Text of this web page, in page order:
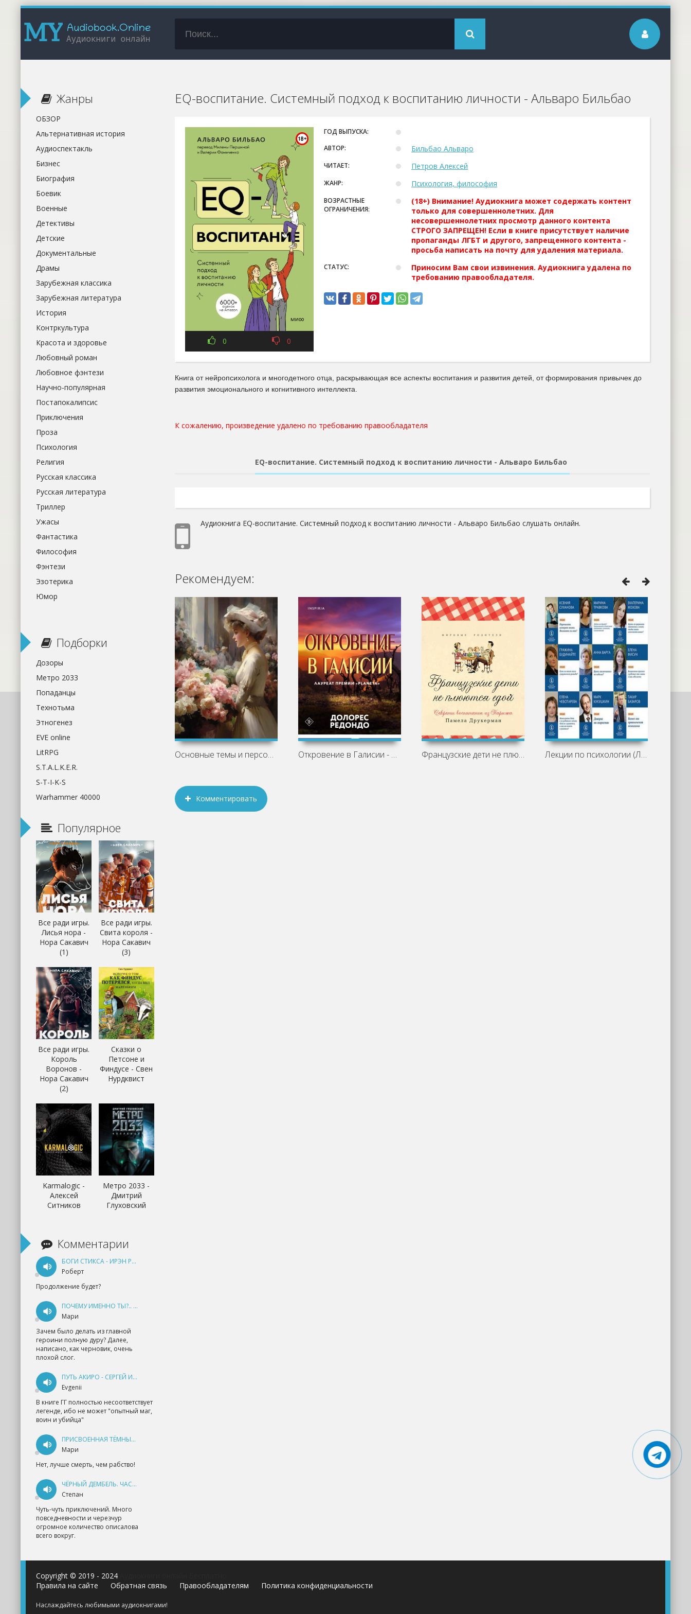
EQ-воспитание. Системный подход к воспитанию личности - Альваро Бильбао
0 0
ГОД ВЫПУСКА:
АВТОР:
Бильбао Альваро
ЧИТАЕТ: Петров Алексей
ЖАНР: Психология, философия
ВОЗРАСТНЫЕ
ОГРАНИЧЕНИЯ:
(18+) Внимание! Аудиокнига может содержать контент
только для совершеннолетних. Для
несовершеннолетних просмотр данного контента
СТРОГО ЗАПРЕЩЕН! Если в книге присутствует наличие
пропаганды ЛГБТ и другого, запрещенного контента -
просьба написать на почту для удаления материала.
СТАТУС:
Приносим Вам свои извинения. Аудиокнига удалена по
требованию правообладателя.
Книга от нейропсихолога и многодетного отца, раскрывающая все аспекты воспитания и развития детей, от формирования привычек до
развития эмоционального и когнитивного интеллекта.
К сожалению, произведение удалено по требованию правообладателя
EQ-воспитание. Системный подход к воспитанию личности - Альваро Бильбао
Аудиокнига EQ-воспитание. Системный подход к воспитанию личности - Альваро Бильбао слушать онлайн.
Рекомендуем:
Основные темы и персонажи «Недоросля» Откровение в Галисии - Долорес Редондо Французские дети не плюются едой. Лекции по психологии (Лекторий ВШЭ)
Комментировать
Жанры
ОБЗОР
Альтернативная история
Аудиоспектакль
Бизнес
Биография
Боевик
Военные
Детективы
Детские
Документальные
Драмы
Зарубежная классика
Зарубежная литература
История
Контркультура
Красота и здоровье
Любовный роман
Любовное фэнтези
Научно-популярная
Постапокалипсис
Приключения
Проза
Психология
Религия
Русская классика
Русская литература
Триллер
Ужасы
Фантастика
Философия
Фэнтези
Эзотерика
Юмор
Подборки
Дозоры
Метро 2033
Попаданцы
Технотьма
Этногенез
EVE online
LitRPG
S.T.A.L.K.E.R.
S-T-I-K-S
Warhammer 40000
Популярное
Все ради игры.
Лисья нора -
Нора Сакавич
(1)
Все ради игры.
Свита короля -
Нора Сакавич
(3)
Все ради игры.
Король
Воронов -
Нора Сакавич
(2)
Сказки о
Петсоне и
Финдусе - Свен
Нурдквист
Karmalogic -
Алексей
Ситников
Метро 2033 -
Дмитрий
Глуховский
Комментарии
БОГИ СТИКСА - ИРЭН РУДКЕВИЧ
Роберт
Продолжение будет?
ПОЧЕМУ ИМЕННО ТЫ?.. КНИГА 1 - ЕКАТЕРИНА ЮДИНА
Мари
Зачем было делать из главной
героини полную дуру? Далее,
написано, как черновик, очень
плохой слог.
ПУТЬ АКИРО - СЕРГЕЙ ИЗМАЙЛОВ
Evgenii
В книге ГГ полностью несоответствует
легенде, ибо не может "опытный маг,
воин и убийца"
ПРИСВОЕННАЯ ТЁМНЫМ. ПРОКЛЯТАЯ ЛЮБОВЬ - АННА ГЕРР
Мари
Нет, лучше смерть, чем рабство!
ЧЁРНЫЙ ДЕМБЕЛЬ. ЧАСТЬ 1 - АНДРЕЙ ФЕДИН
Степан
Чуть-чуть приключений. Много
повседневности и черезчур
огромное количество описалова
всего вокруг.
Copyright © 2019 - 2024
Правила на сайте
Обратная связь Правообладателям Политика конфиденциальности
Наслаждайтесь любимыми аудиокнигами!